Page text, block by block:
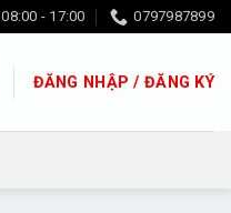
08:00 - 17:00 0797987899
ĐĂNG NHẬP / ĐĂNG KÝ